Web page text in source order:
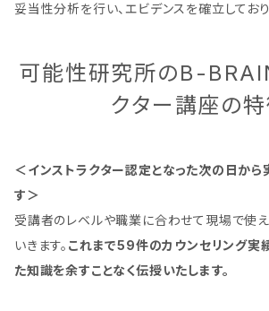
妥当性分析を行い、エビデンスを確立しており
可能性研究所のB-
クター講座の
＜インストラクター認定となった次の日から
す＞
受講者のレベルや職業に合わせて現場で使
いきます。 これまで59件のカウンセリング実
た知識を余すことなく伝授いたします。